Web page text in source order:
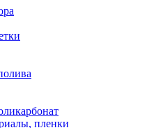
пленки